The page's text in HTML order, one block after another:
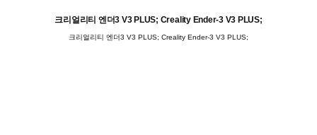
크리얼리티 엔더3 V3 PLUS; Creality Ender-3 V3 PLUS;
크리얼리티 엔더3 V3 PLUS; Creality Ender-3 V3 PLUS;